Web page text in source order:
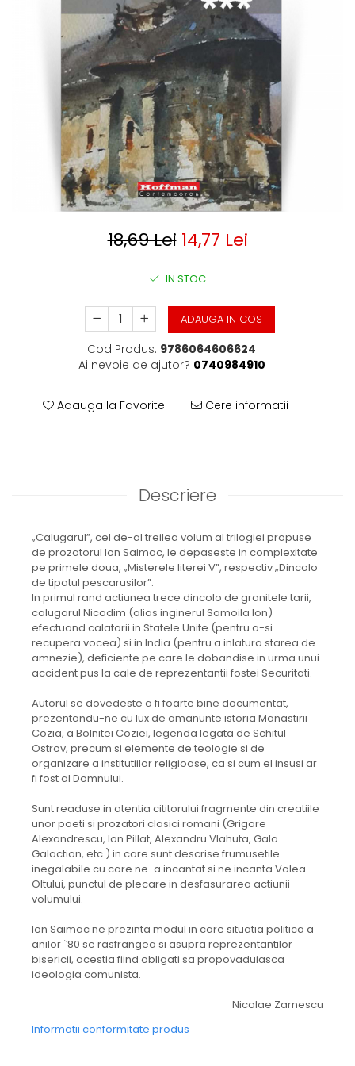
Universala
Universala
Non-fictiune
Publicistica / Reportaje / Interviuri
Stiinte umaniste
Sociologie si filozofie18,69 Lei 14,77 Lei
IN STOC
ADAUGA IN COS
Cod Produs: 9786064606624
Ai nevoie de ajutor? 0740984910
Adauga la Favorite Cere informatii
Descriere
„Calugarul”, cel de-al treilea volum al trilogiei propuse
de prozatorul Ion Saimac, le depaseste in complexitate
pe primele doua, „Misterele literei V”, respectiv „Dincolo
de tipatul pescarusilor”.
In primul rand actiunea trece dincolo de granitele tarii,
calugarul Nicodim (alias inginerul Samoila Ion)
efectuand calatorii in Statele Unite (pentru a-si
recupera vocea) si in India (pentru a inlatura starea de
amnezie), deficiente pe care le dobandise in urma unui
accident pus la cale de reprezentantii fostei Securitati.
Autorul se dovedeste a fi foarte bine documentat,
prezentandu-ne cu lux de amanunte istoria Manastirii
Cozia, a Bolnitei Coziei, legenda legata de Schitul
Ostrov, precum si elemente de teologie si de
organizare a institutiilor religioase, ca si cum el insusi ar
fi fost al Domnului.
Sunt readuse in atentia cititorului fragmente din creatiile
unor poeti si prozatori clasici romani (Grigore
Alexandrescu, Ion Pillat, Alexandru Vlahuta, Gala
Galaction, etc.) in care sunt descrise frumusetile
inegalabile cu care ne-a incantat si ne incanta Valea
Oltului, punctul de plecare in desfasurarea actiunii
volumului.
Ion Saimac ne prezinta modul in care situatia politica a
anilor `80 se rasfrangea si asupra reprezentantilor
bisericii, acestia fiind obligati sa propovaduiasca
ideologia comunista.
Nicolae Zarnescu
Informatii conformitate produs